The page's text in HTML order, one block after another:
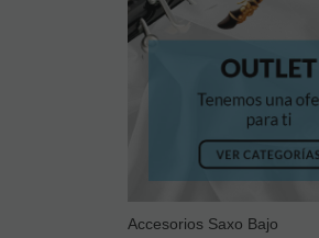
Accesorios Saxo Bajo